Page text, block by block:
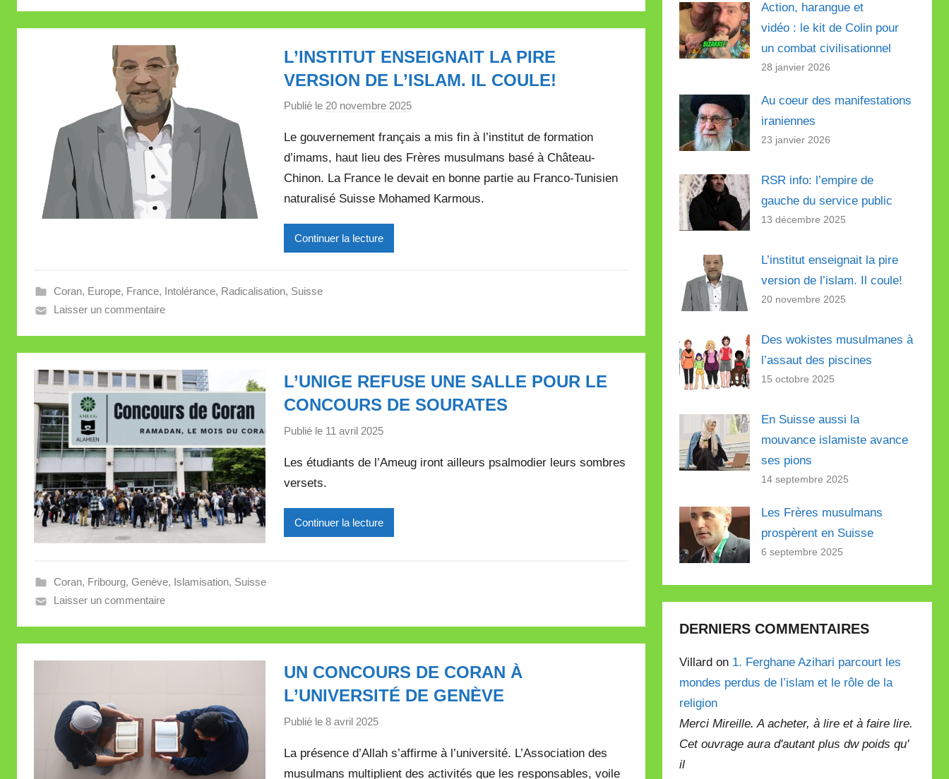
t
e
L’INSTITUT ENSEIGNAIT LA PIRE
VERSION DE L’ISLAM. IL COULE!
Publié le 20 novembre 2025p
r
M
i
r
e
Le gouvernement français a mis fin à l’institut de formation
d’imams, haut lieu des Frères musulmans basé à Château-
Chinon. La France le devait en bonne partie au Franco-Tunisien
naturalisé Suisse Mohamed Karmous.
Continuer la lecture
Coran, Europe, France, Intolérance, Radicalisation, Suisse
Laisser un commentaire
L’UNIGE REFUSE UNE SALLE POUR LE
CONCOURS DE SOURATES
Publié le 11 avril 2025p
r
r
e
l
l
e
Les étudiants de l’Ameug iront ailleurs psalmodier leurs sombres
versets.
Continuer la lecture
Coran, Fribourg, Genève, Islamisation, Suisse
Laisser un commentaire
UN CONCOURS DE CORAN À
L’UNIVERSITÉ DE GENÈVE
Publié le 8 avril 2025p
r
M
La présence d’Allah s’affirme à l’université. L’Association des
musulmans multiplient des activités que les responsables, voile
Action, harangue et
vidéo : le kit de Colin pour
un combat civilisationnel
28 janvier 2026
Au coeur des manifestations
iraniennes
23 janvier 2026
RSR info: l’empire de
gauche du service public
13 décembre 2025
L’institut enseignait la pire
version de l’islam. Il coule!
20 novembre 2025
Des wokistes musulmanes à
l’assaut des piscines
15 octobre 2025
En Suisse aussi la
mouvance islamiste avance
ses pions
14 septembre 2025
Les Frères musulmans
prospèrent en Suisse
6 septembre 2025
DERNIERS COMMENTAIRES
Villard on 1. Ferghane Azihari parcourt les
mondes perdus de l’islam et le rôle de la
religion
Merci Mireille. A acheter, à lire et à faire lire.
Cet ouvrage aura d'autant plus dw poids qu'
il